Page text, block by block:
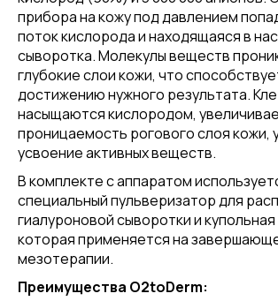
прибора на кожу под давлением
поток кислорода и находящаяся в
сыворотка. Молекулы веществ
глубокие слои кожи, что
достижению нужного результата.
насыщаются кислородом,
проницаемость рогового слоя кожи,
усвоение активных веществ.
В комплекте с аппаратом
специальный пульверизатор для
гиалуроновой сыворотки и купольная
которая применяется на
мезотерапии.
Преимущества O2toDerm: